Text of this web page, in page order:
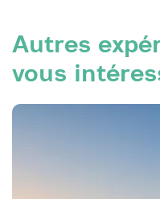
Autres
vous